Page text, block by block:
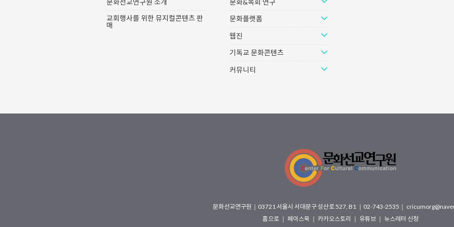
개 마네의 제비꽃 여인: 베르트 모리조
띠에 출연: 마린느 델테르메, 맬릭 지디
교회행사를 위한 뮤지컬콘텐츠 판
매
문화플랫폼
웹진
기독교 문화콘텐츠
커뮤니티
문화선교연구원 ｜ 03721 서울시 서대문구 성산로 527, B1 ｜02-743-2535｜
홈으로 ｜ 페이스북 ｜ 카카오스토리 ｜ 유튜브 ｜ 뉴스레터 신청